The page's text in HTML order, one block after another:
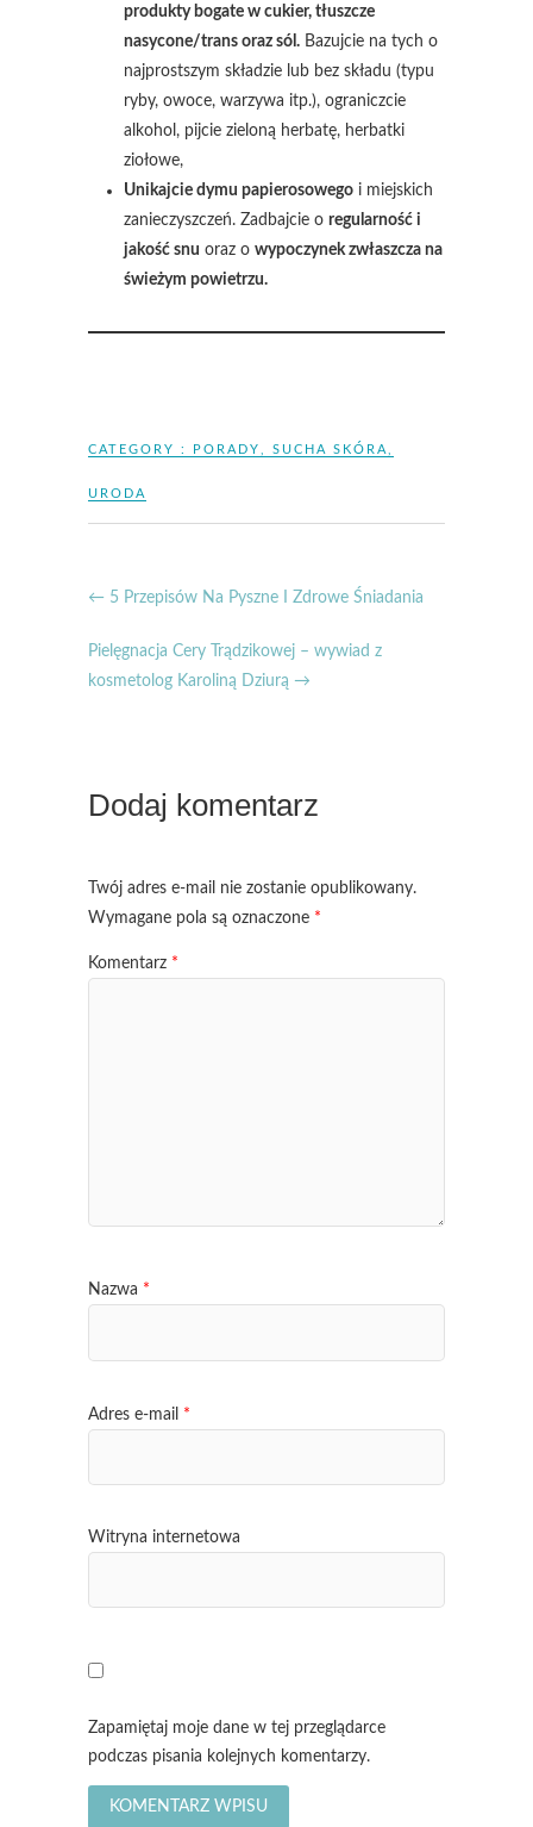
produkty bogate w cukier, tłuszcze
nasycone/trans oraz sól. Bazujcie na tych o
najprostszym składzie lub bez składu (typu
ryby, owoce, warzywa itp.), ograniczcie
alkohol, pijcie zieloną herbatę, herbatki
ziołowe,
Unikajcie dymu papierosowego i miejskich
zanieczyszczeń. Zadbajcie o regularność i
jakość snu oraz o wypoczynek zwłaszcza na
świeżym powietrzu.
CATEGORY : PORADY SUCHA SKÓRA
URODA
← 5 Przepisów Na Pyszne I Zdrowe Śniadania
Pielęgnacja Cery Trądzikowej – wywiad z
kosmetolog Karoliną Dziurą →
Dodaj komentarz
Twój adres e-mail nie zostanie opublikowany.
Wymagane pola są oznaczone *
Komentarz *
Nazwa *
Adres e-mail *
Witryna internetowa
Zapamiętaj moje dane w tej przeglądarce
podczas pisania kolejnych komentarzy.